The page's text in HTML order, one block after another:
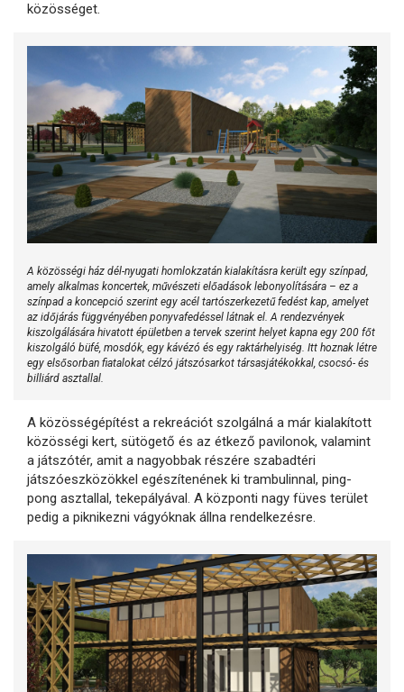
közösséget.
A közösségi ház dél-nyugati homlokzatán kialakításra került egy színpad,
amely alkalmas koncertek, művészeti előadások lebonyolítására – ez a
színpad a koncepció szerint egy acél tartószerkezetű fedést kap, amelyet
az időjárás függvényében ponyvafedéssel látnak el. A rendezvények
kiszolgálására hivatott épületben a tervek szerint helyet kapna egy 200 főt
kiszolgáló büfé, mosdók, egy kávézó és egy raktárhelyiség. Itt hoznak létre
egy elsősorban fiatalokat célzó játszósarkot társasjátékokkal, csocsó- és
billiárd asztallal.
A közösségépítést a rekreációt szolgálná a már kialakított
közösségi kert, sütögető és az étkező pavilonok, valamint
a játszótér, amit a nagyobbak részére szabadtéri
játszóeszközökkel egészítenének ki trambulinnal, ping-
pong asztallal, tekepályával. A központi nagy füves terület
pedig a piknikezni vágyóknak állna rendelkezésre.